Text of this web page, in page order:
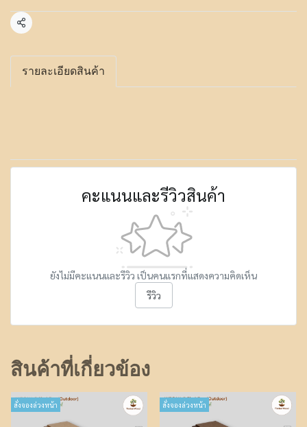
แชร์
รายละเอียดสินค้า
คะแนนและรีวิวสินค้า
ยังไม่มีคะแนนและรีวิว เป็นคนแรกที่แสดงความคิดเห็น
รีวิว
สินค้าที่เกี่ยวข้อง
สั่งจองล่วงหน้า สั่งจองล่วงหน้า